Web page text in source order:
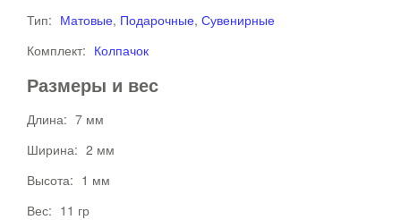
Тип: Матовые, Подарочные, Сувенирные
Комплект: Колпачок
Размеры и вес
Длина: 7 мм
Ширина: 2 мм
Высота: 1 мм
Вес: 11 гр